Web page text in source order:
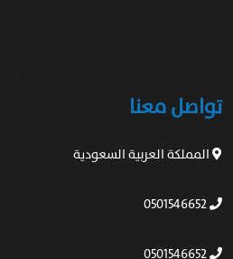
تواصل معنا
المملكة العربية السعودية
0501546652
0501546652